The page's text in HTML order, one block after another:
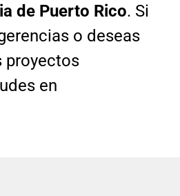
de Puerto Rico. Si
o deseas
proyectos
en